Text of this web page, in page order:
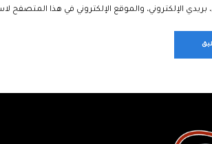
الإلكتروني، والموقع الإلكتروني في هذا المتصفح